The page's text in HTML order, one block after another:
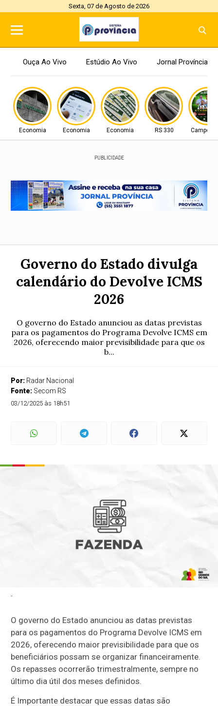
Sexta, 07 de Agosto de 2026
Ouça Ao Vivo Estúdio Ao Vivo Jornal Província
Economia Economia Economia RS 330 Campo
PUBLICIDADE
Governo do Estado divulga
calendário do Devolve ICMS
2026
O governo do Estado anunciou as datas previstas
para os pagamentos do Programa Devolve ICMS em
2026, oferecendo maior previsibilidade para que os
b...
Por: Radar Nacional
Fonte: Secom RS
03/12/2025 às 18h51
-
O governo do Estado anunciou as datas previstas
para os pagamentos do Programa Devolve ICMS em
2026, oferecendo maior previsibilidade para que os
beneficiários possam se organizar financeiramente.
Os repasses ocorrerão trimestralmente, sempre no
último dia útil dos meses definidos.
É Importante destacar que essas datas são